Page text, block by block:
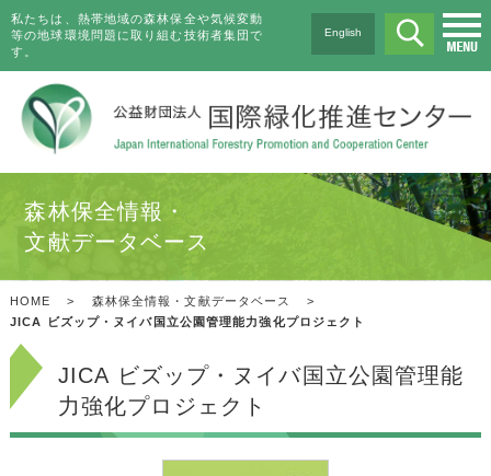
私たちは、熱帯地域の森林保全や気候変動
等の地球環境問題に取り組む技術者集団で
す。
English
森林保全情報・
文献データベース
HOME > 森林保全情報・文献データベース
>
JICA ビズップ・ヌイバ国立公園管理能力強化プロジェクト
JICA ビズップ・ヌイバ国立公園管理能
力強化プロジェクト